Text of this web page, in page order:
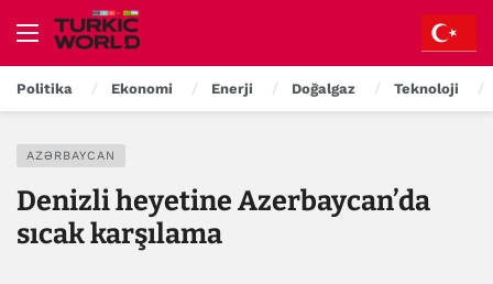
Politika Ekonomi Enerji Doğalgaz Teknoloji
AZƏRBAYCAN
Denizli heyetine Azerbaycan’da
sıcak karşılama